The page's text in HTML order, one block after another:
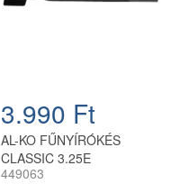
3.990 Ft
AL-KO FŰNYÍRÓKÉS
CLASSIC 3.25E
449063